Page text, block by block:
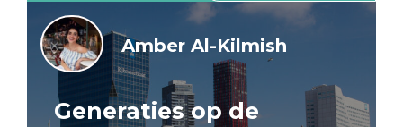
Amber Al-Kilmish
Generaties op de